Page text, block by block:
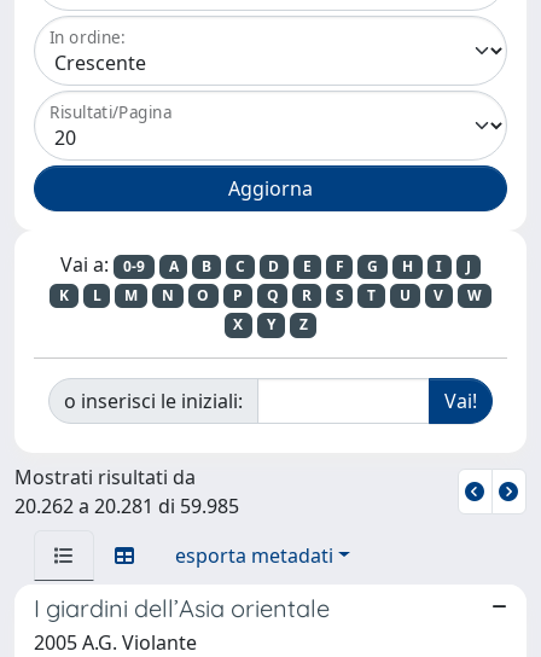
In ordine:
Risultati/Pagina
Vai a: 0-9 A B C D E F G H I
J
K
L M N O P Q R S T U V
W
X
Y Z
o inserisci le iniziali:
Mostrati risultati da
20.262 a 20.281 di 59.985
esporta metadati
I giardini dell’Asia orientale
2005 A.G. Violante